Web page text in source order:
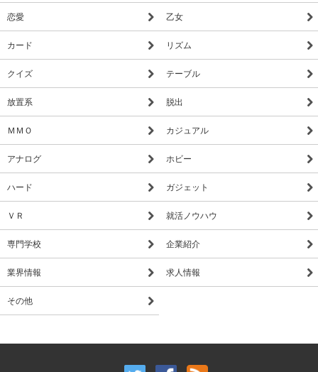
恋愛 乙女
カード リズム
クイズ テーブル
放置系 脱出
ＭＭＯ カジュアル
アナログ ホビー
ハード ガジェット
ＶＲ 就活ノウハウ
専門学校 企業紹介
業界情報 求人情報
その他